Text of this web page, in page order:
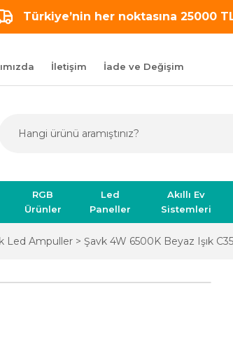
Türkiye’nin her noktasına 25000
İletişim İade ve Değişim
RGB
Ürünler
Led
Paneller
Akıllı Ev
Sistemleri
Led Ampuller Şavk 4W 6500K Beyaz Işık